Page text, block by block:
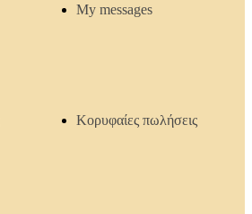
My messages
Κορυφαίες πωλήσεις